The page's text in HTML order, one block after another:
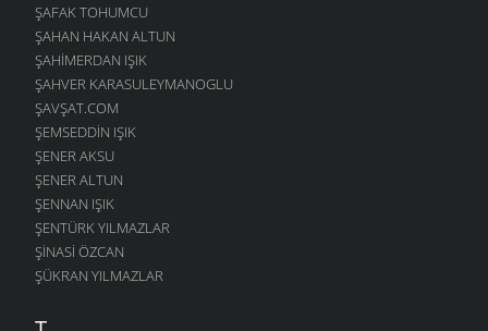
ŞAFAK TOHUMCU
ŞAHAN HAKAN ALTUN
ŞAHIMERDAN IŞIK
ŞAHVER KARASULEYMANOGLU
ŞAVŞAT.COM
ŞEMSEDDIN IŞIK
ŞENER AKSU
ŞENER ALTUN
ŞENNAN IŞIK
ŞENTÜRK YILMAZLAR
ŞINASI ÖZCAN
ŞÜKRAN YILMAZLAR